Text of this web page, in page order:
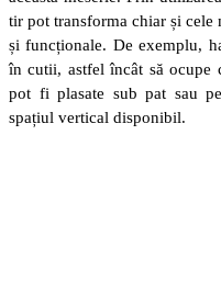
tir pot transforma chiar și
și funcționale. De exemplu,
în cutii, astfel încât să ocupe
pot fi plasate sub pat sau
spațiul vertical disponibil.